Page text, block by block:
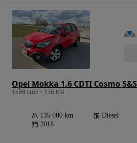
Opel Mokka 1.6 CDTI Cosmo S&S
1598 cm3 • 136 KM
135 000 km Diesel
2016